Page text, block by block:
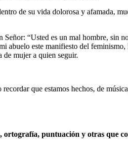
de su vida dolorosa y afamada,
“Usted es un mal hombre, sin
abuelo este manifiesto del
de mujer a quien seguir.
que estamos hechos, de
puntuación y otras que